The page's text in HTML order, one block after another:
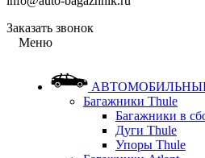
Заказать звонок
Меню
Багажники Thule
Багажники в
Дуги Thule
Упоры Thule